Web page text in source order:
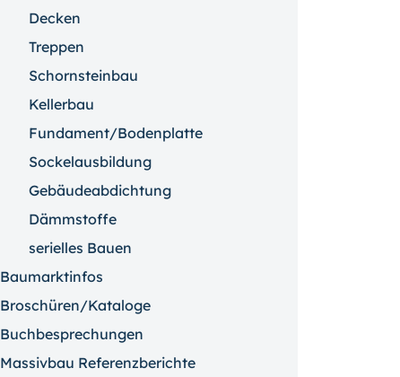
Decken
Treppen
Schornsteinbau
Kellerbau
Fundament/Bodenplatte
Sockelausbildung
Gebäudeabdichtung
Dämmstoffe
serielles Bauen
Baumarktinfos
Broschüren/Kataloge
Buchbesprechungen
Massivbau Referenzberichte